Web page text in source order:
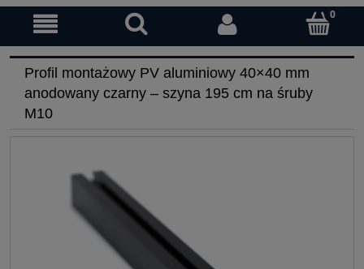
Profil montażowy PV aluminiowy 40×40 mm
anodowany czarny – szyna 195 cm na śruby
M10